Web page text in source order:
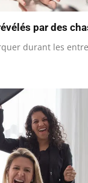
par des
durant les